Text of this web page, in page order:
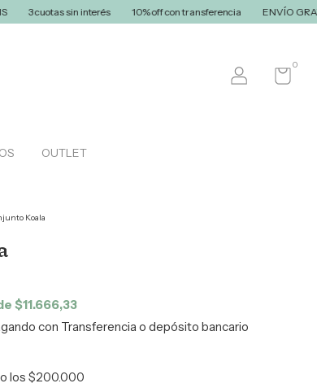
sin interés 10% off con transferencia ENVÍO GRATIS 3
0
OUTLET
Koala
$11.666,33
con Transferencia o depósito bancario
los $200.000